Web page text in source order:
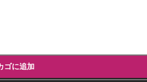
ゴに追加